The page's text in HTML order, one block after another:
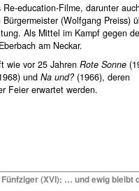
education-Filme, darunter
(Wolfgang Preiss)
Als Mittel im Kampf gegen
am Neckar.
wie vor 25 Jahren Rote Sonne
und Na und?(1966), deren
Feier erwartet werden.
(XVI): … und ewig bleibt